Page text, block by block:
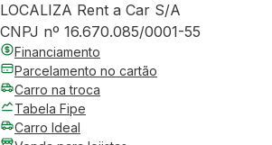
LOCALIZA Rent a Car S/A
CNPJ nº 16.670.085/0001-55
Financiamento
Parcelamento no cartão
Carro na troca
Tabela Fipe
Carro Ideal